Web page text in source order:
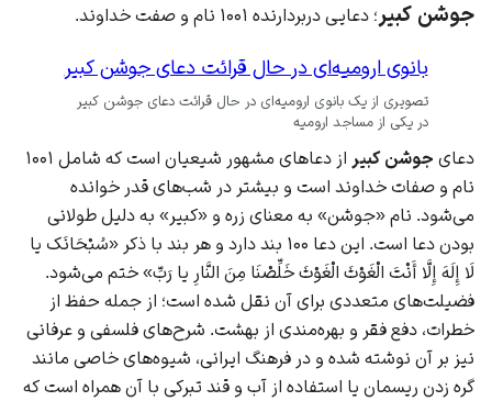
جوشن کبیر ؛ دعایی دربردارنده ۱۰۰۱ نام و صفت خداوند.
بانوی ارومیه‌ای در حال قرائت دعای جوشن کبیر
تصویری از یک بانوی ارومیه‌ای در حال قرائت دعای جوشن کبیر
در یکی از مساجد ارومیه
دعای جوشن کبیر
از دعاهای مشهور شیعیان است که شامل ۱۰۰۱
نام و صفات خداوند است و بیشتر در شب‌های قدر خوانده
می‌شود. نام «جوشن» به معنای زره و «کبیر» به دلیل طولانی
بودن دعا است. این دعا ۱۰۰ بند دارد و هر بند با ذکر «سُبْحَانَک یا
لَا إِلَهَ إِلَّا أَنْتَ الْغَوْثَ الْغَوْثَ خَلِّصْنَا مِنَ النَّارِ یا رَبِّ» ختم می‌شود.
فضیلت‌های متعددی برای آن نقل شده است؛ از جمله حفظ از
خطرات، دفع فقر و بهره‌مندی از بهشت. شرح‌های فلسفی و عرفانی
نیز بر آن نوشته شده و در فرهنگ ایرانی، شیوه‌های خاصی مانند
گره زدن ریسمان یا استفاده از آب و قند تبرکی با آن همراه است که